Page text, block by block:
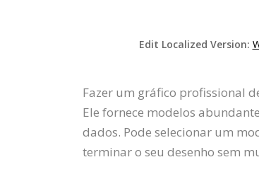
Edit Localized Version:
Fazer um gráfico profissional
Ele fornece modelos
dados. Pode selecionar um
terminar o seu desenho sem